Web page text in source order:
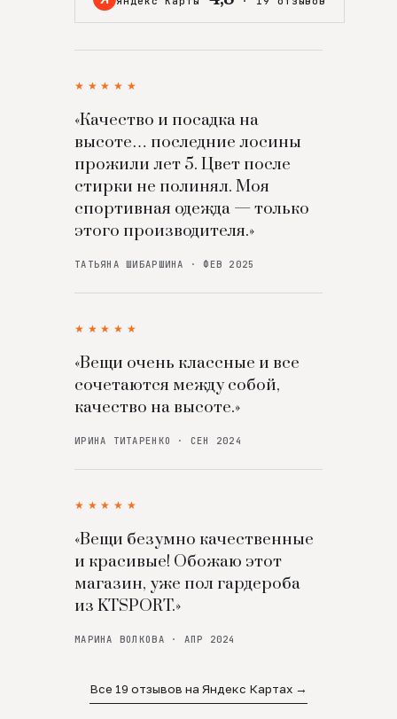
★★★★★
«Качество и посадка на
высоте… последние лосины
прожили лет 5. Цвет после
стирки не полинял. Моя
спортивная одежда — только
этого производителя.»
ТАТЬЯНА ШИБАРШИНА · ФЕВ 2025
★★★★★
«Вещи очень классные и все
сочетаются между собой,
качество на высоте.»
ИРИНА ТИТАРЕНКО · СЕН 2024
★★★★★
«Вещи безумно качественные
и красивые! Обожаю этот
магазин, уже пол гардероба
из KTSPORT.»
МАРИНА ВОЛКОВА · АПР 2024
Все 19 отзывов на Яндекс Картах →